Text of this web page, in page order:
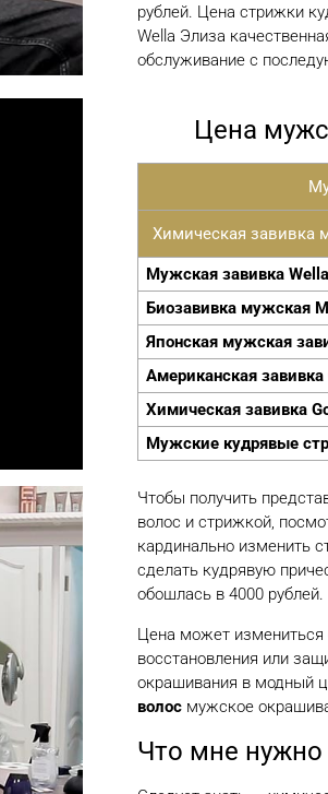
рублей. Цена стрижки
Wella Элиза
обслуживание с
Цена
Химическая завивка
Мужская завивка Wella
Биозавивка мужская
Японская мужская
Американская завивка
Химическая завивка
Мужские кудрявые
Чтобы получить
волос и стрижкой,
кардинально изменить
сделать кудрявую
обошлась в 4000 рублей.
Цена может измениться
восстановления или
окрашивания в модный
волос мужское
Что мне нужно